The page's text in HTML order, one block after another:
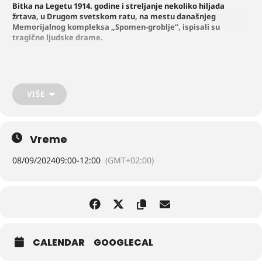
Bitka na Legetu 1914. godine i streljanje nekoliko hiljada
žrtava, u Drugom svetskom ratu, na mestu današnjeg
Memorijalnog kompleksa „Spomen-groblje”, ispisali su
tragične ljudske drame.
stradalih, Istorijski arhiv „Srem”, Zavod za zaštitu spomenika kulture,
Centar za kulturu „Sirmijumart” i Srpska pravoslavna crkvena
opština Sremska Mitrovica, pod pokroviteljstvom Grada Sremska
„Spomen-groblju”.
U subotu, 7. septembra 2024. Parastosom i prigodnim
vojskom u Prvom svetskom ratu. Sveštenici Srpske pravoslavne
crkve odrati parastos za postradale, nakon čega će uslediti
preko Save u Srem, postavljen je na mestu najveće masovne
grobnice u kojoj je svoj mir našlo više od 600 Timočana.
VIŠE
Vreme
08/09/202409:00-12:00 (GMT+02:00)
CALENDAR GOOGLECAL